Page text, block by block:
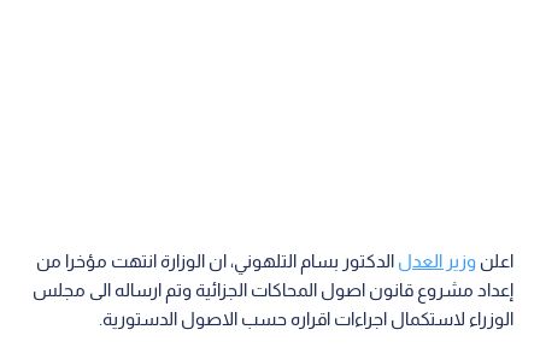
اعلنوزير العدل الدكتور بسام التلهوني، ان الوزارة انتهت مؤخرا من
إعداد مشروع قانون اصول المحاكات الجزائية وتم ارساله الى مجلس
الوزراء لاستكمال اجراءات اقراره حسب الاصول الدستورية.